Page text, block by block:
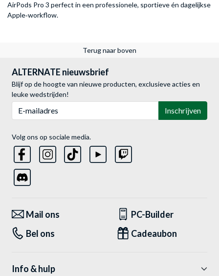
AirPods Pro 3 perfect in een professionele, sportieve én dagelijkse
Apple‑workflow.
Terug naar boven
ALTERNATE nieuwsbrief
Blijf op de hoogte van nieuwe producten, exclusieve acties en
leuke wedstrijden!
Inschrijven
Volg ons op sociale media.
Mail ons
PC-Builder
Bel ons
Cadeaubon
Info & hulp